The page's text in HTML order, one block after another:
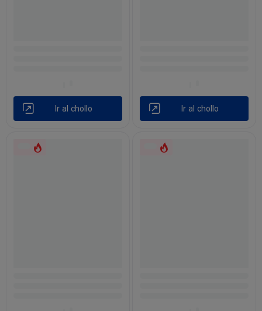
Ir al chollo Ir al chollo